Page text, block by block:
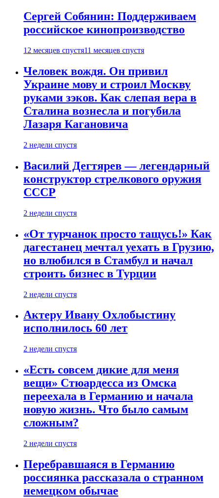
Сергей Собянин: Поддерживаем
российское кинопроизводство
12 месяцев спустя11 месяцев спустя
Человек вождя. Он привил
Украине мову и строил Москву
руками зэков. Как слепая вера в
Сталина вознесла и погубила
Лазаря Кагановича
2 недели спустя
Василий Дегтярев — легендарный
конструктор стрелкового оружия
СССР
2 недели спустя
«От турчанок просто тащусь!» Как
дагестанец мечтал уехать в Грузию,
но влюбился в Стамбул и начал
строить бизнес в Турции
2 недели спустя
Актеру Ивану Охлобыстину
исполнилось 60 лет
2 недели спустя
«Есть совсем дикие для меня
вещи» Стюардесса из Омска
переехала в Германию и начала
новую жизнь. Что было самым
сложным?
2 недели спустя
Перебравшаяся в Германию
россиянка рассказала о странном
немецком обычае